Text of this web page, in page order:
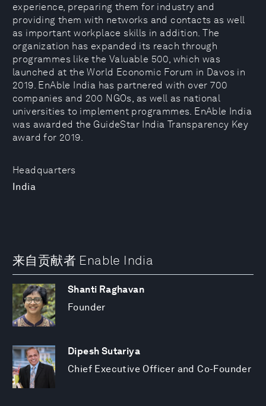
Headquarters
India
experience, preparing them for industry and
providing them with networks and contacts as well
as important workplace skills in addition. The
organization has expanded its reach through
programmes like the Valuable 500, which was
launched at the World Economic Forum in Davos in
2019. EnAble India has partnered with over 700
companies and 200 NGOs, as well as national
universities to implement programmes. EnAble India
was awarded the GuideStar India Transparency Key
award for 2019.
来自贡献者 Enable India
Shanti Raghavan
Founder
Dipesh Sutariya
Chief Executive Officer and Co-Founder